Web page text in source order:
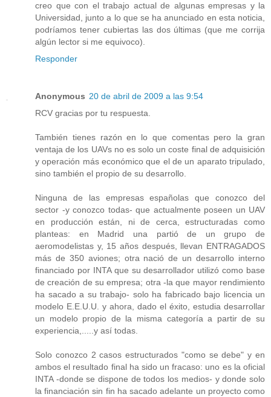
creo que con el trabajo actual de algunas empresas y la
Universidad, junto a lo que se ha anunciado en esta noticia,
podríamos tener cubiertas las dos últimas (que me corrija
algún lector si me equivoco).
Responder
Anonymous 20 de abril de 2009 a las 9:54
RCV gracias por tu respuesta.
También tienes razón en lo que comentas pero la gran
ventaja de los UAVs no es solo un coste final de adquisición
y operación más económico que el de un aparato tripulado,
sino también el propio de su desarrollo.
Ninguna de las empresas españolas que conozco del
sector -y conozco todas- que actualmente poseen un UAV
en producción están, ni de cerca, estructuradas como
planteas: en Madrid una partió de un grupo de
aeromodelistas y, 15 años después, llevan ENTRAGADOS
más de 350 aviones; otra nació de un desarrollo interno
financiado por INTA que su desarrollador utilizó como base
de creación de su empresa; otra -la que mayor rendimiento
ha sacado a su trabajo- solo ha fabricado bajo licencia un
modelo E.E.U.U. y ahora, dado el éxito, estudia desarrollar
un modelo propio de la misma categoría a partir de su
experiencia,.....y así todas.
Solo conozco 2 casos estructurados "como se debe" y en
ambos el resultado final ha sido un fracaso: uno es la oficial
INTA -donde se dispone de todos los medios- y donde solo
la financiación sin fin ha sacado adelante un proyecto como